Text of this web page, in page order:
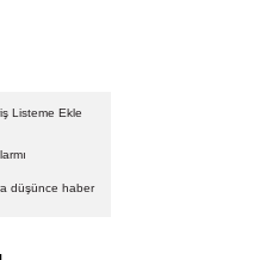
Listeme Ekle
düşünce haber